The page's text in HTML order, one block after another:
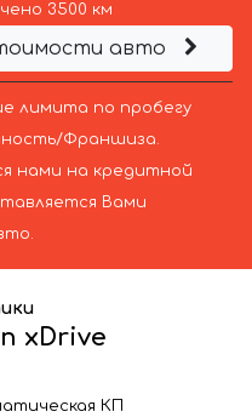
3500 км
авто
лимита по пробегу
Франшиза.
нами на кредитной
Вами
xDrive
КП